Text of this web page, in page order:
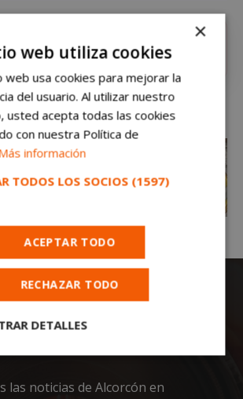
recibe las noticias de Alcorcón al
para perro por 15€.
las noticias de Alcorcón en
×
web utiliza cookies
web usa cookies para mejorar la
del usuario. Al utilizar nuestro
usted acepta todas las cookies
con nuestra Política de
información
TODOS LOS SOCIOS (1597)
ACEPTAR TODO
RECHAZAR TODO
DETALLES
Cookies de